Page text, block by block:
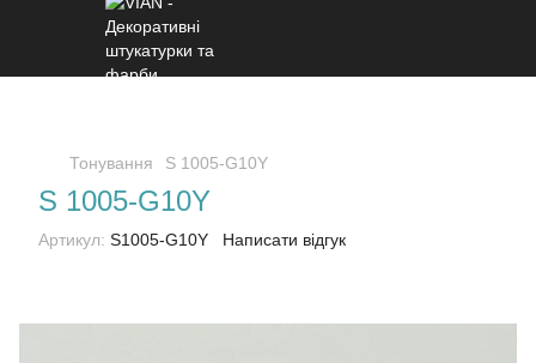
Тонування S 1005-G10Y
S 1005-G10Y
Артикул: S1005-G10Y Написати відгук